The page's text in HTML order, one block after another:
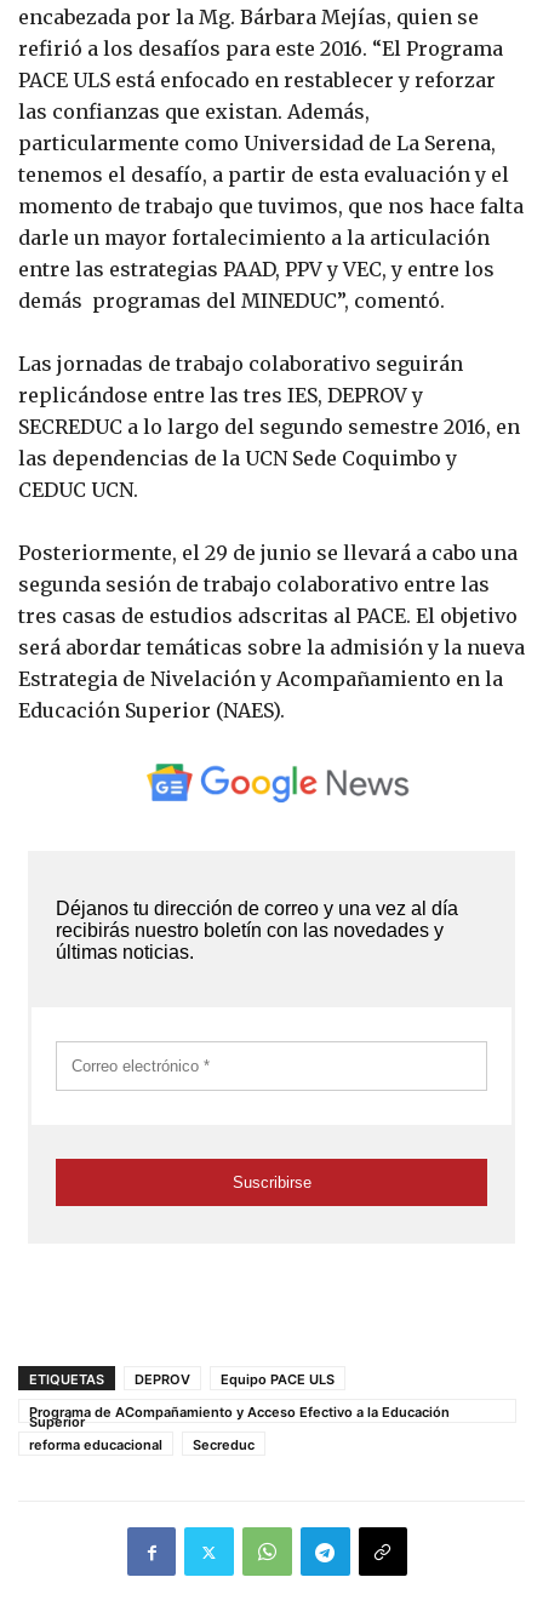
encabezada por la Mg. Bárbara Mejías, quien se
refirió a los desafíos para este 2016. “El Programa
PACE ULS está enfocado en restablecer y reforzar
las confianzas que existan. Además,
particularmente como Universidad de La Serena,
tenemos el desafío, a partir de esta evaluación y el
momento de trabajo que tuvimos, que nos hace falta
darle un mayor fortalecimiento a la articulación
entre las estrategias PAAD, PPV y VEC, y entre los
demás programas del MINEDUC”, comentó.
Las jornadas de trabajo colaborativo seguirán
replicándose entre las tres IES, DEPROV y
SECREDUC a lo largo del segundo semestre 2016, en
las dependencias de la UCN Sede Coquimbo y
CEDUC UCN.
Posteriormente, el 29 de junio se llevará a cabo una
segunda sesión de trabajo colaborativo entre las
tres casas de estudios adscritas al PACE. El objetivo
será abordar temáticas sobre la admisión y la nueva
Estrategia de Nivelación y Acompañamiento en la
Educación Superior (NAES).
ETIQUETAS DEPROV
Equipo PACE ULS
Programa de ACompañamiento y Acceso Efectivo a la Educación
Superior
reforma educacional
Secreduc